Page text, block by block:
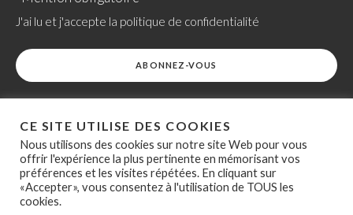
J'ai lu et j'accepte la politique de confidentialité
ACCESSIBILITÉ POLITIQUE RELATIVE AUX COOKIES
CE SITE UTILISE DES COOKIES
Nous utilisons des cookies sur notre site Web pour vous
offrir l'expérience la plus pertinente en mémorisant vos
préférences et les visites répétées. En cliquant sur
«Accepter», vous consentez à l'utilisation de TOUS les
cookies.